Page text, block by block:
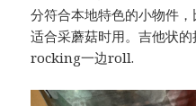
分符合本地特色的小物件
适合采蘑菇时用。吉他状
rocking一边roll.